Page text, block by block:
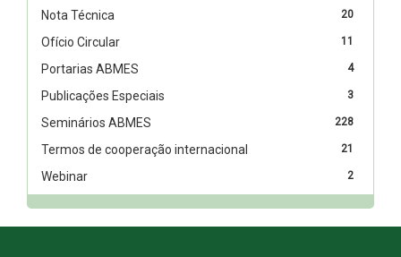
20
Nota Técnica
11
Ofício Circular
4
Portarias ABMES
3
Publicações Especiais
228
Seminários ABMES
21
Termos de cooperação internacional
2
Webinar